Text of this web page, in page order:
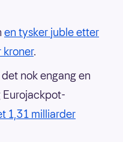
en tysker juble etter
.
nok engang en
Eurojackpot-
1,31 milliarder